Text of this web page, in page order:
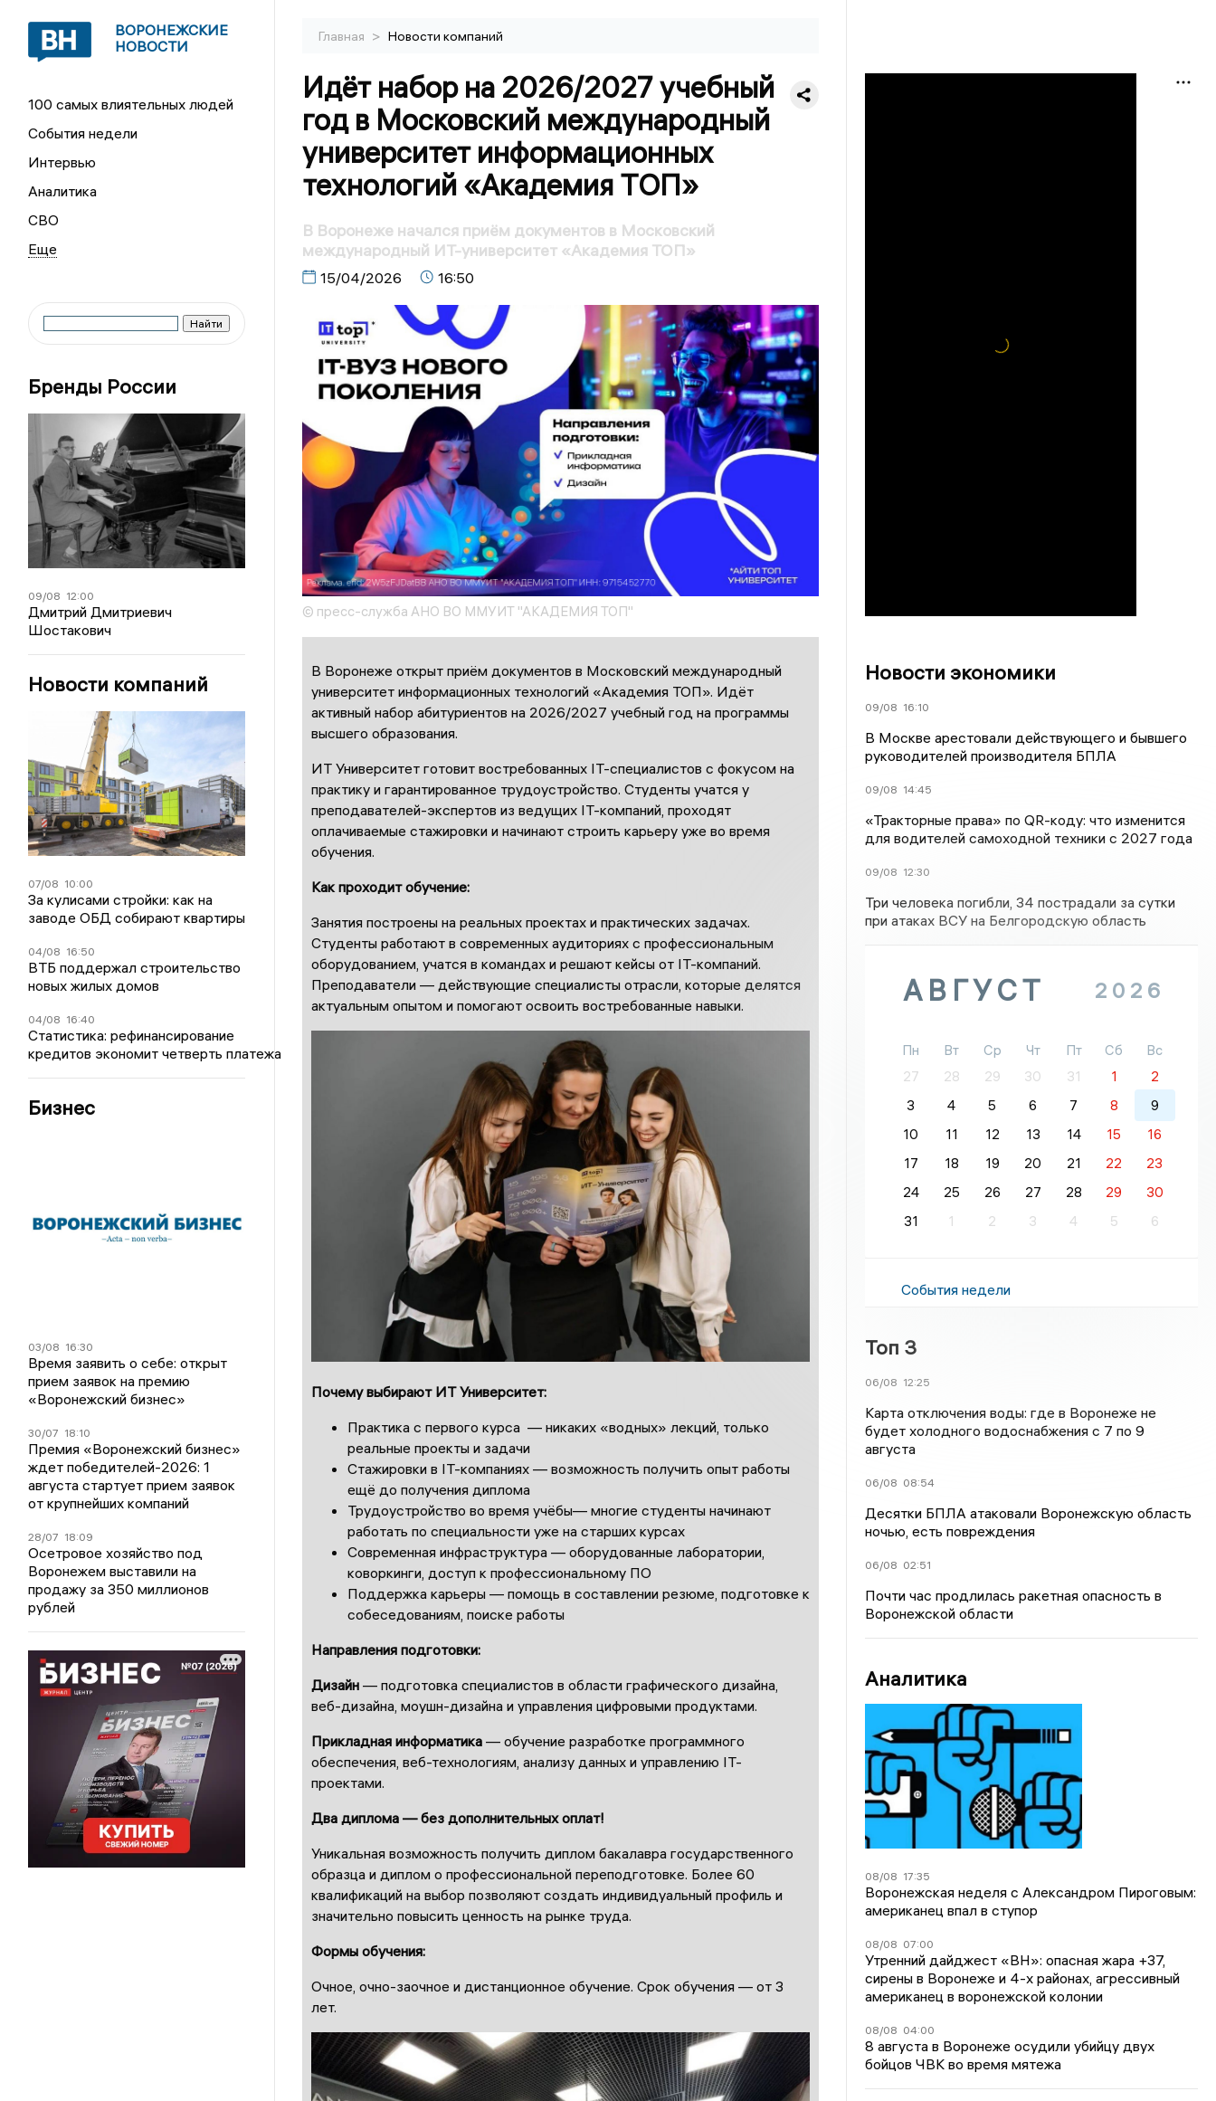
ВОРОНЕЖСКИЕ
НОВОСТИ
100 самых влиятельных людей
События недели
Интервью
Аналитика
СВО
Бренды России
09/08 12:00
Дмитрий Дмитриевич
Шостакович
Новости компаний
07/08 10:00
За кулисами стройки: как на
заводе ОБД собирают квартиры
04/08 16:50
ВТБ поддержал строительство
новых жилых домов
04/08 16:40
Статистика: рефинансирование
кредитов экономит четверть платежа
Бизнес
03/08 16:30
Время заявить о себе: открыт
прием заявок на премию
«Воронежский бизнес»
30/07 18:10
Премия «Воронежский бизнес»
ждет победителей-2026: 1
августа стартует прием заявок
от крупнейших компаний
28/07 18:09
Осетровое хозяйство под
Воронежем выставили на
продажу за 350 миллионов
рублей
Главная > Новости компаний
Идёт набор на 2026/2027 учебный
год в Московский международный
университет информационных
технологий «Академия ТОП»
В Воронеже начался приём документов в Московский
международный ИТ-университет «Академия ТОП»
15/04/2026 16:50
© пресс-служба АНО ВО ММУИТ "АКАДЕМИЯ ТОП"
В Воронеже открыт приём документов в Московский международный
университет информационных технологий «Академия ТОП». Идёт
активный набор абитуриентов на 2026/2027 учебный год на программы
высшего образования.
ИТ Университет готовит востребованных IT-специалистов с фокусом на
практику и гарантированное трудоустройство. Студенты учатся у
преподавателей-экспертов из ведущих IT-компаний, проходят
оплачиваемые стажировки и начинают строить карьеру уже во время
обучения.
Как проходит обучение:
Занятия построены на реальных проектах и практических задачах.
Студенты работают в современных аудиториях с профессиональным
оборудованием, учатся в командах и решают кейсы от IT-компаний.
Преподаватели — действующие специалисты отрасли, которые делятся
актуальным опытом и помогают освоить востребованные навыки.
Почему выбирают ИТ Университет:
Практика с первого курса — никаких «водных» лекций, только
реальные проекты и задачи
Стажировки в IT-компаниях — возможность получить опыт работы
ещё до получения диплома
Трудоустройство во время учёбы— многие студенты начинают
работать по специальности уже на старших курсах
Современная инфраструктура — оборудованные лаборатории,
коворкинги, доступ к профессиональному ПО
Поддержка карьеры — помощь в составлении резюме, подготовке к
собеседованиям, поиске работы
Направления подготовки:
Дизайн— подготовка специалистов в области графического дизайна,
веб-дизайна, моушн-дизайна и управления цифровыми продуктами.
Прикладная информатика— обучение разработке программного
обеспечения, веб-технологиям, анализу данных и управлению IT-
проектами.
Два диплома — без дополнительных оплат!
Уникальная возможность получить диплом бакалавра государственного
образца и диплом о профессиональной переподготовке. Более 60
квалификаций на выбор позволяют создать индивидуальный профиль и
значительно повысить ценность на рынке труда.
Формы обучения:
Очное, очно-заочное и дистанционное обучение. Срок обучения — от 3
лет.
Новости экономики
09/08 16:10
В Москве арестовали действующего и бывшего
руководителей производителя БПЛА
09/08 14:45
«Тракторные права» по QR-коду: что изменится
для водителей самоходной техники с 2027 года
09/08 12:30
Три человека погибли, 34 пострадали за сутки
при атаках ВСУ на Белгородскую область
АВГУСТ 2026
Пн Вт Ср Чт Пт Сб
Вс
27
28 29 30 31 1
2
3
4 5 6 7 8
9
10
11 12 13 14 15
16
17
18 19 20 21 22
23
24
25 26 27 28 29
30
31
1 2 3 4 5 6
События недели
Топ 3
06/08 12:25
Карта отключения воды: где в Воронеже не
будет холодного водоснабжения с 7 по 9
августа
06/08 08:54
Десятки БПЛА атаковали Воронежскую область
ночью, есть повреждения
06/08 02:51
Почти час продлилась ракетная опасность в
Воронежской области
Аналитика
08/08 17:35
Воронежская неделя с Александром Пироговым:
американец впал в ступор
08/08 07:00
Утренний дайджест «ВН»: опасная жара +37,
сирены в Воронеже и 4-х районах, агрессивный
американец в воронежской колонии
08/08 04:00
8 августа в Воронеже осудили убийцу двух
бойцов ЧВК во время мятежа